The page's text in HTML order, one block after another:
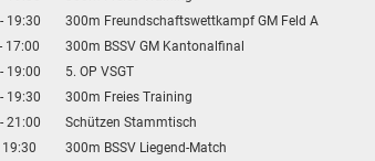
19:30
300m Freundschaftswettkampf GM Feld A
17:00
300m BSSV GM Kantonalfinal
19:00
5. OP VSGT
19:30
300m Freies Training
21:00
Schützen Stammtisch
300m BSSV Liegend-Match